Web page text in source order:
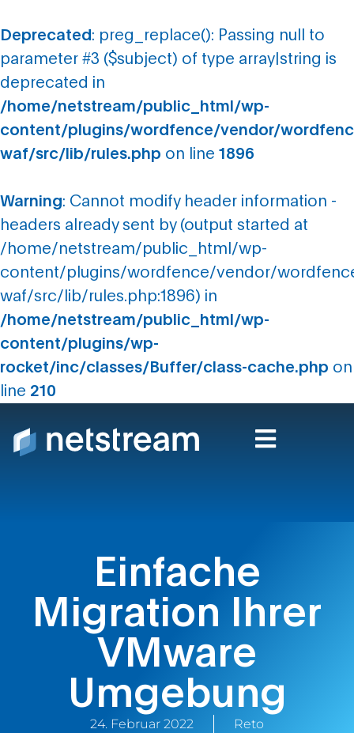
Deprecated : preg_replace(): Passing null to
parameter #3 ($subject) of type array|string is
deprecated in
/home/netstream/public_html/wp-
content/plugins/wordfence/vendor/
waf/src/lib/rules.php on line 1896
Warning: Cannot modify header information -
headers already sent by (output started at
/home/netstream/public_html/wp-
content/plugins/wordfence/vendor/
waf/src/lib/rules.php:1896) in
/home/netstream/public_html/wp-
content/plugins/wp-
rocket/inc/classes/Buffer/class-cache.php on
line 210
Einfache
Migration Ihrer
VMware
Umgebung
24. Februar 2022 Reto